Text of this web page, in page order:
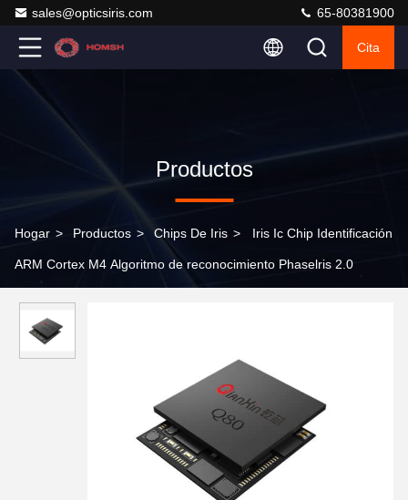
sales@opticsiris.com 65-80381900
Cita
Productos
Hogar > Productos > Chips De Iris > Iris Ic Chip Identificación
ARM Cortex M4 Algoritmo de reconocimiento Phaselris 2.0